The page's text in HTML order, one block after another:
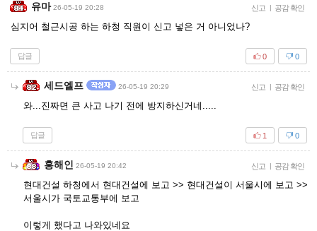
유마 26-05-19 20:28 신고 | 공감 확인
심지어 철근시공 하는 하청 직원이 신고 넣은 거 아니었나?
답글 0
0
세드엘프 26-05-19 20:29 신고 | 공감 확인
와...진짜면 큰 사고 나기 전에 방지하신거네.....
답글 0
1
홍해인 26-05-19 20:42 신고 | 공감 확인
현대건설 하청에서 현대건설에 보고 >> 현대건설이 서울시에 보고 >>
서울시가 국토교통부에 보고
이렇게 했다고 나와있네요